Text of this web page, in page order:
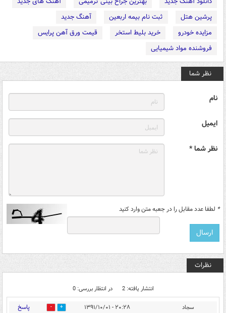
پرشین هتل
ثبت نام بیمه اربعین
آهنگ جدید
مزایده خودرو
خرید بلیط استخر
قیمت ورق آهن پرایس
فروشنده مواد شیمیایی
نظر شما
نام
ایمیل
نظر شما *
* لطفا عدد مقابل را در جعبه متن وارد کنید
نظرات
انتشار یافته: 2 در انتظار بررسی: 0
سجاد ۲۰:۲۸ - ۱۳۹۱/۱۰/۰۱ 0 پاسخ